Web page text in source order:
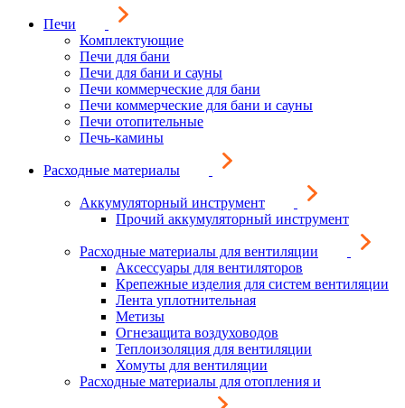
Печи
Комплектующие
Печи для бани
Печи для бани и сауны
Печи коммерческие для бани
Печи коммерческие для бани и сауны
Печи отопительные
Печь-камины
Расходные материалы
Аккумуляторный инструмент
Прочий аккумуляторный инструмент
Расходные материалы для вентиляции
Аксессуары для вентиляторов
Крепежные изделия для систем вентиляции
Лента уплотнительная
Метизы
Огнезащита воздуховодов
Теплоизоляция для вентиляции
Хомуты для вентиляции
Расходные материалы для отопления и